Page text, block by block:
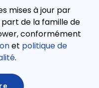
mises à jour par
de la famille de
conformément
et politique de
.